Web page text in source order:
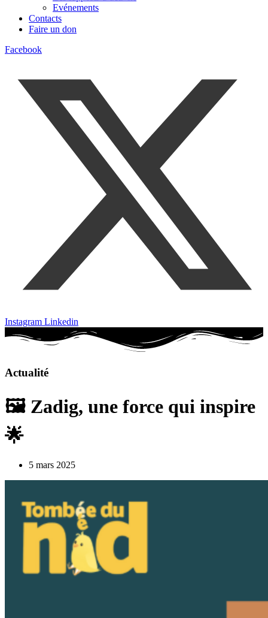
Evénements
Contacts
Faire un don
Facebook
Instagram Linkedin
Actualité
🖼️ Zadig, une force qui inspire
🌟
5 mars 2025